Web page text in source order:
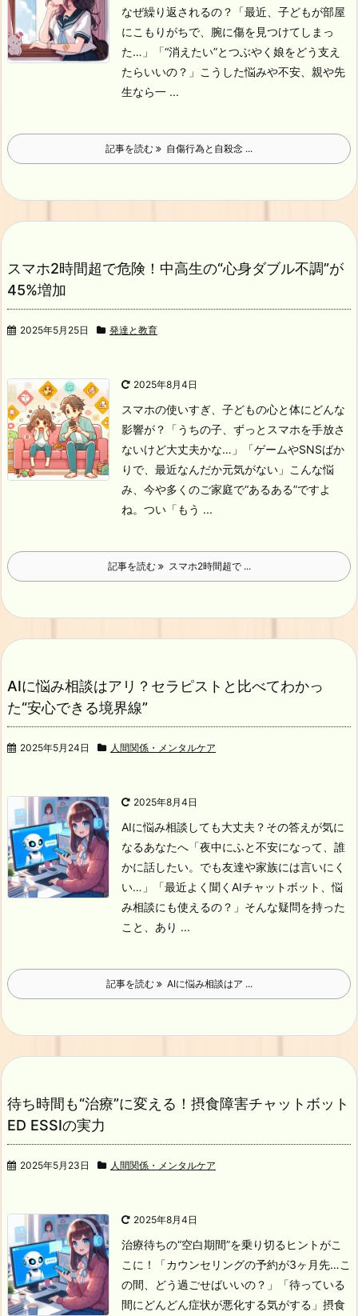
なぜ繰り返されるの？
「最近、子どもが部屋
にこもりがちで、腕に傷を見つけてしまっ
た…」
「“消えたい”とつぶやく娘をどう支え
たらいいの？」 こうした悩みや不安、親や先
生なら一 ...
記事を読む 自傷行為と自殺念 ...
スマホ2時間超で危険！中高生の“心身ダブル不調”が
45%増加
2025年5月25日 発達と教育
2025年8月4日
スマホの使いすぎ、子どもの心と体にどんな
影響が？
「うちの子、ずっとスマホを手放さ
ないけど大丈夫かな…」
「ゲームやSNSばか
りで、最近なんだか元気がない」 こんな悩
み、今や多くのご家庭で“あるある”ですよ
ね。つい「もう ...
記事を読む スマホ2時間超で ...
AIに悩み相談はアリ？セラピストと比べてわかっ
た“安心できる境界線”
2025年5月24日 人間関係・メンタルケア
2025年8月4日
AIに悩み相談しても大丈夫？その答えが気に
なるあなたへ 「夜中にふと不安になって、誰
かに話したい。でも友達や家族には言いにく
い…」
「最近よく聞くAIチャットボット、悩
み相談にも使えるの？」 そんな疑問を持った
こと、あり ...
記事を読む AIに悩み相談はア ...
待ち時間も“治療”に変える！摂食障害チャットボット
ED ESSIの実力
2025年5月23日 人間関係・メンタルケア
2025年8月4日
治療待ちの“空白期間”を乗り切るヒントがこ
こに！
「カウンセリングの予約が3ヶ月先…こ
の間、どう過ごせばいいの？」
「待っている
間にどんどん症状が悪化する気がする」 摂食